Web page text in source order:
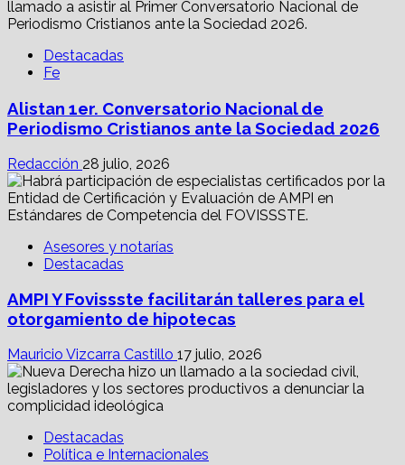
Destacadas
Fe
Alistan 1er. Conversatorio Nacional de
Periodismo Cristianos ante la Sociedad 2026
Redacción 28 julio, 2026
Asesores y notarías
Destacadas
AMPI Y Fovissste facilitarán talleres para el
otorgamiento de hipotecas
Mauricio Vizcarra Castillo 17 julio, 2026
Destacadas
Política e Internacionales